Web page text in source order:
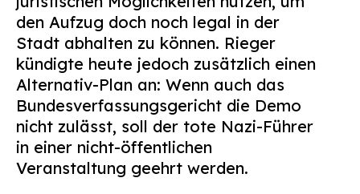
den Aufzug doch noch legal in der
Stadt abhalten zu können. Rieger
kündigte heute jedoch zusätzlich einen
Alternativ-Plan an: Wenn auch das
Bundesverfassungsgericht die Demo
nicht zulässt, soll der tote Nazi-Führer
in einer nicht-öffentlichen
Veranstaltung geehrt werden.